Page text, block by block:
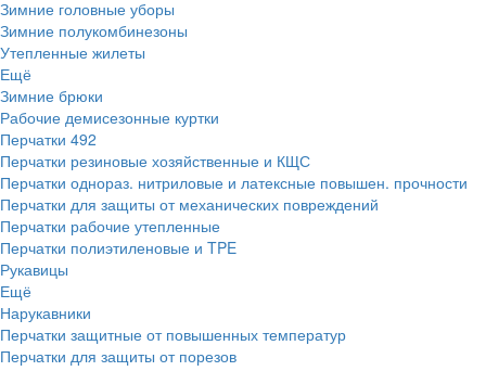
Зимние головные уборы
Зимние полукомбинезоны
Утепленные жилеты
Ещё
Зимние брюки
Рабочие демисезонные куртки
Перчатки 492
Перчатки резиновые хозяйственные и КЩС
Перчатки однораз. нитриловые и латексные повышен. прочности
Перчатки для защиты от механических повреждений
Перчатки рабочие утепленные
Перчатки полиэтиленовые и TPE
Рукавицы
Ещё
Нарукавники
Перчатки защитные от повышенных температур
Перчатки для защиты от порезов